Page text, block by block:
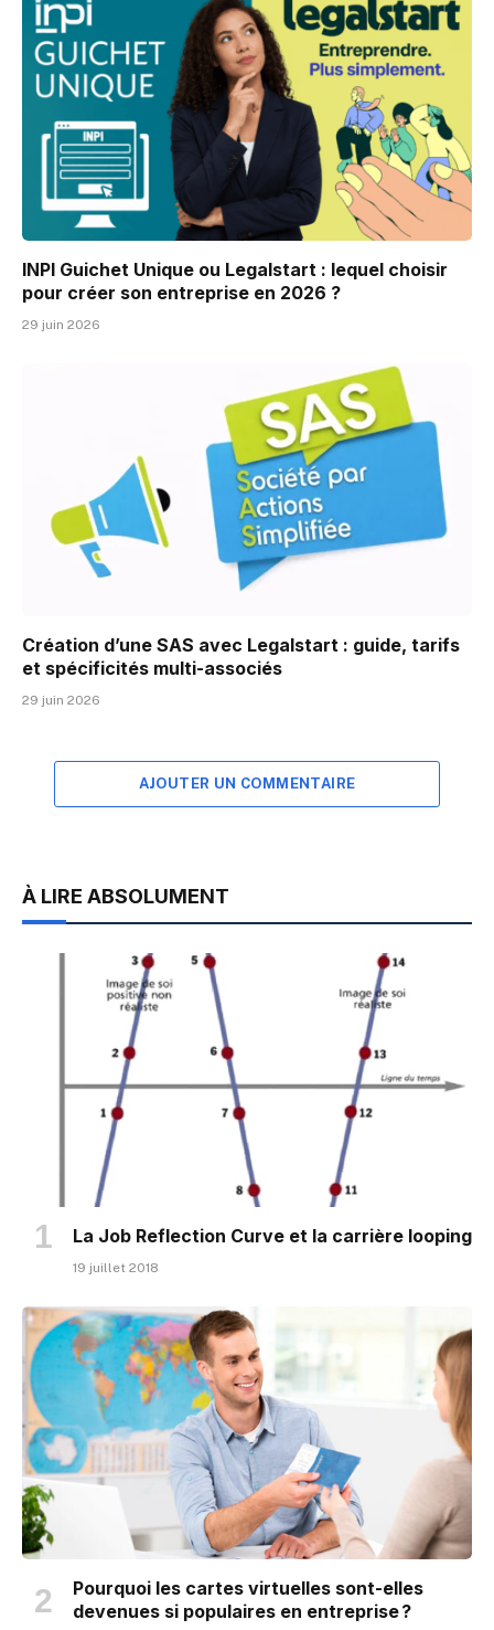
INPI Guichet Unique ou Legalstart : lequel choisir
pour créer son entreprise en 2026 ?
29 juin 2026
Création d’une SAS avec Legalstart : guide, tarifs
et spécificités multi-associés
29 juin 2026
AJOUTER UN COMMENTAIRE
À LIRE ABSOLUMENT
La Job Reflection Curve et la carrière looping
19 juillet 2018
Pourquoi les cartes virtuelles sont-elles
devenues si populaires en entreprise ?